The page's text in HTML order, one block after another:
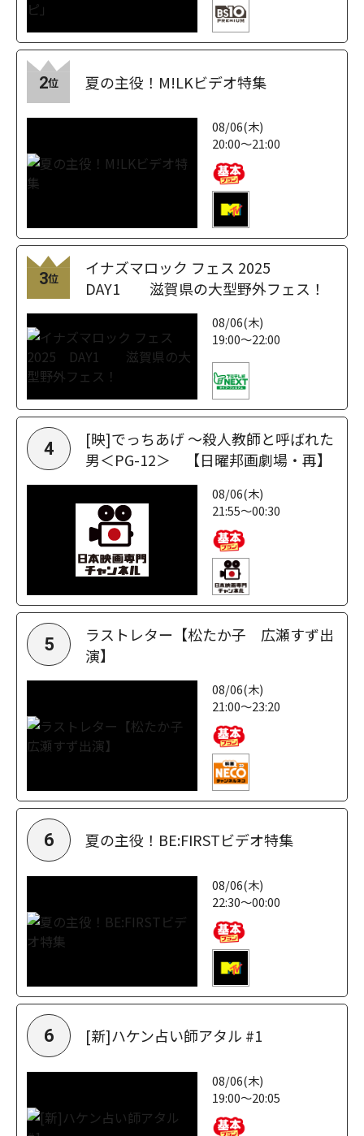
2位 夏の主役！M!LKビデオ特集
08/06(木)
20:00～21:00
3位
イナズマロック フェス 2025
DAY1 滋賀県の大型野外フェス！
08/06(木)
19:00～22:00
4
[映]でっちあげ ～殺人教師と呼ばれた
男＜PG-12＞ 【日曜邦画劇場・再】
08/06(木)
21:55～00:30
5
ラストレター【松たか子 広瀬すず出
演】
08/06(木)
21:00～23:20
6 夏の主役！BE:FIRSTビデオ特集
08/06(木)
22:30～00:00
6 [新]ハケン占い師アタル #1
08/06(木)
19:00～20:05